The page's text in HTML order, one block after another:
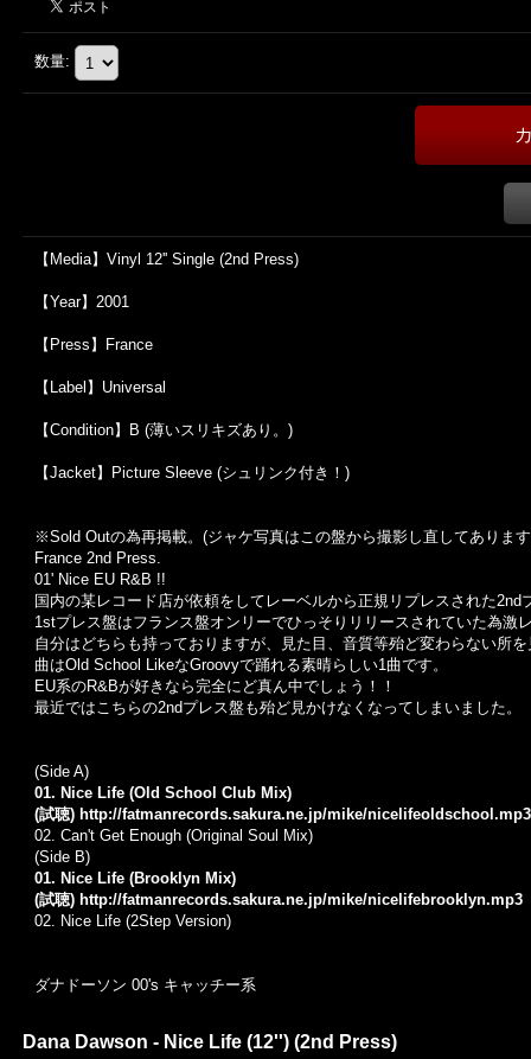
数量:
【Media】Vinyl 12'' Single (2nd Press)
【Year】2001
【Press】France
【Label】Universal
【Condition】B (薄いスリキズあり。)
【Jacket】Picture Sleeve (シュリンク付き！)
※Sold Outの為再掲載。(ジャケ写真はこの盤から撮影し直してありま
France 2nd Press.
01' Nice EU R&B !!
国内の某レコード店が依頼をしてレーベルから正規リプレスされた2nd
1stプレス盤はフランス盤オンリーでひっそりリリースされていた為激
自分はどちらも持っておりますが、見た目、音質等殆ど変わらない所
曲はOld School LikeなGroovyで踊れる素晴らしい1曲です。
EU系のR&Bが好きなら完全にど真ん中でしょう！！
最近ではこちらの2ndプレス盤も殆ど見かけなくなってしまいました。
(Side A)
01. Nice Life (Old School Club Mix)
(試聴) http://fatmanrecords.sakura.ne.jp/mike/nicelifeoldschool.mp3
02. Can't Get Enough (Original Soul Mix)
(Side B)
01. Nice Life (Brooklyn Mix)
(試聴) http://fatmanrecords.sakura.ne.jp/mike/nicelifebrooklyn.mp3
02. Nice Life (2Step Version)
ダナドーソン 00's キャッチー系
Dana Dawson - Nice Life (12'') (2nd Press)